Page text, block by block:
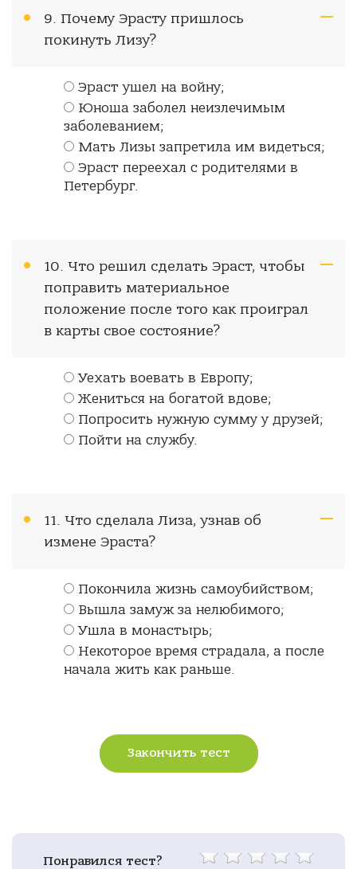
9. Почему Эрасту пришлось
покинуть Лизу?
Эраст ушел на войну;
Юноша заболел неизлечимым
заболеванием;
Мать Лизы запретила им видеться;
Эраст переехал с родителями в
Петербург.
10. Что решил сделать Эраст, чтобы
поправить материальное
положение после того как проиграл
в карты свое состояние?
Уехать воевать в Европу;
Жениться на богатой вдове;
Попросить нужную сумму у друзей;
Пойти на службу.
11. Что сделала Лиза, узнав об
измене Эраста?
Покончила жизнь самоубийством;
Вышла замуж за нелюбимого;
Ушла в монастырь;
Некоторое время страдала, а после
начала жить как раньше.
Закончить тест
Понравился тест?